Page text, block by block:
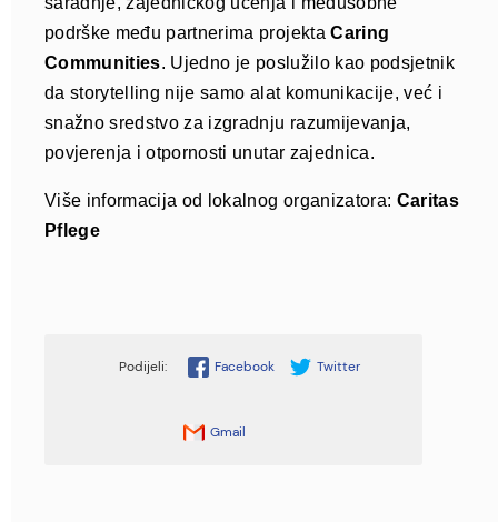
podrške među partnerima projektaCaring
Communities. Ujedno je poslužilo kao podsjetnik
da storytelling nije samo alat komunikacije, već i
snažno sredstvo za izgradnju razumijevanja,
povjerenja i otpornosti unutar zajednica.
Više informacija od lokalnog organizatora: Caritas
Pflege
Facebook Twitter
Gmail